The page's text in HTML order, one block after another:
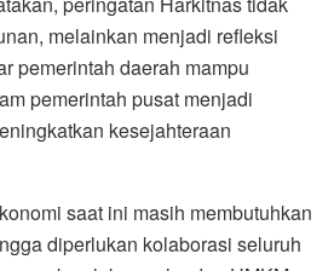
melainkan menjadi refleksi
pemerintah daerah mampu
pemerintah pusat menjadi
kesejahteraan
saat ini masih membutuhkan
diperlukan kolaborasi seluruh